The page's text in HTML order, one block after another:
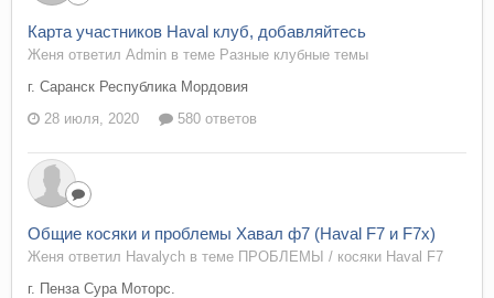
Карта участников Haval клуб, добавляйтесь
Женя ответил Admin в теме Разные клубные темы
г. Саранск Республика Мордовия
28 июля, 2020
580 ответов
Общие косяки и проблемы Хавал ф7 (Haval F7 и F7x)
Женя ответил Havalych в теме ПРОБЛЕМЫ / косяки Haval F7
г. Пенза Сура Моторс.